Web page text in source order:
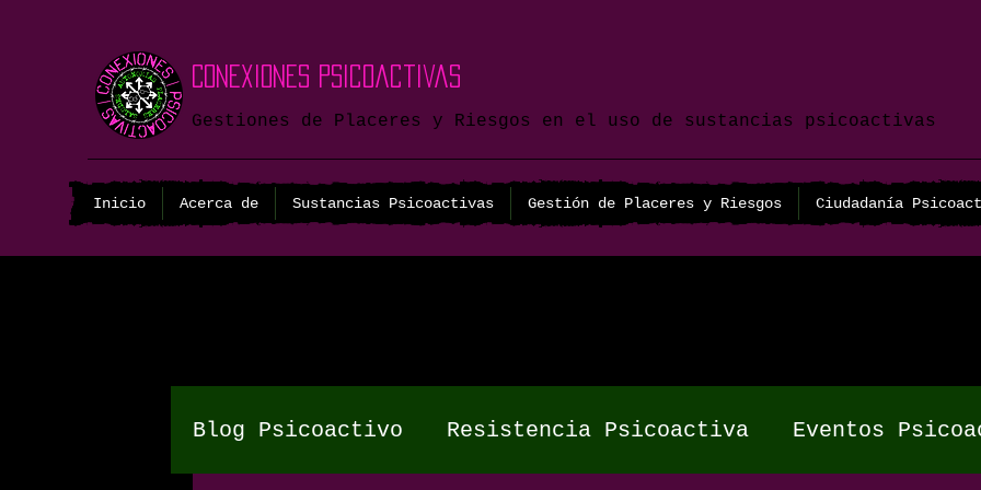
Conexiones Psicoactivas
Gestiones de Placeres y Riesgos en el uso de sustancias psicoactivas
Inicio Acerca de Sustancias Psicoactivas Gestión de Placeres y Riesgos Ciudadanía
Blog Psicoactivo Resistencia Psicoactiva Eventos